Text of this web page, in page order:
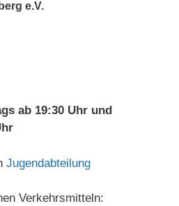
e.V.
ab 19:30 Uhr und
Jugendabteilung
Verkehrsmitteln: